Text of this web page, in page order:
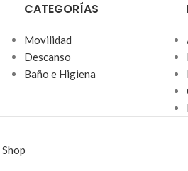
CATEGORÍAS
Movilidad
Descanso
Baño e Higiena
Shop